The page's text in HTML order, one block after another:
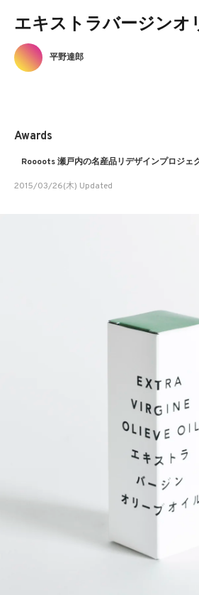
エキストラバージンオ
平野達郎
Awards
Roooots 瀬戸内の名産品リデザインプロジェ
2015/03/26(木) Updated